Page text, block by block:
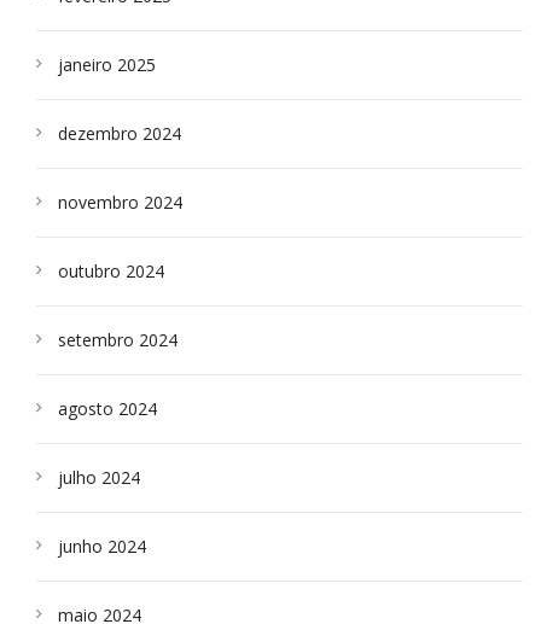
janeiro 2025
dezembro 2024
novembro 2024
outubro 2024
setembro 2024
agosto 2024
julho 2024
junho 2024
maio 2024